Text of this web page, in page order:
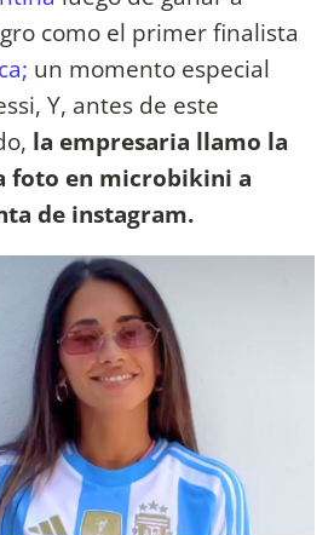
como el primer finalista
un momento especial
Y, antes de este
la empresaria llamo la
foto en microbikini a
de instagram.